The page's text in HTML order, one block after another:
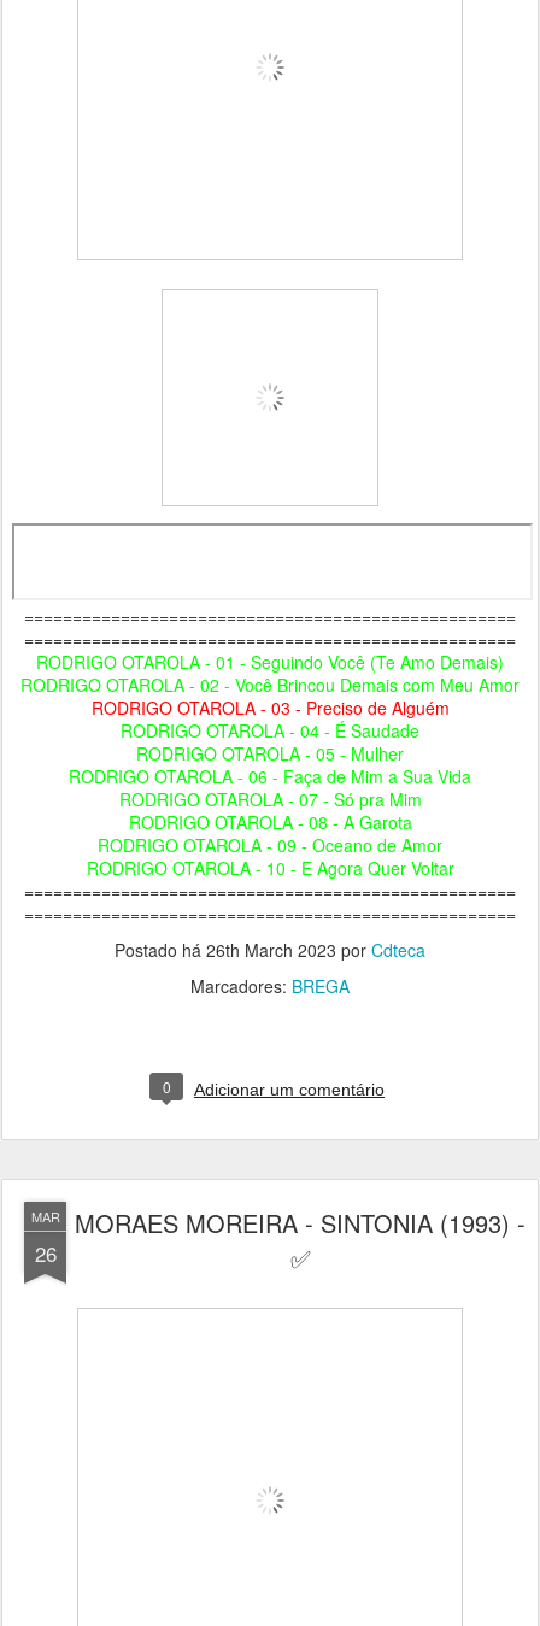
===================================================
===================================================
RODRIGO OTAROLA - 01 - Seguindo Você (Te Amo Demais)
RODRIGO OTAROLA - 02 - Você Brincou Demais com Meu Amor
RODRIGO OTAROLA - 03 - Preciso de Alguém
RODRIGO OTAROLA - 04 - É Saudade
RODRIGO OTAROLA - 05 - Mulher
RODRIGO OTAROLA - 06 - Faça de Mim a Sua Vida
RODRIGO OTAROLA - 07 - Só pra Mim
RODRIGO OTAROLA - 08 - A Garota
RODRIGO OTAROLA - 09 - Oceano de Amor
RODRIGO OTAROLA - 10 - E Agora Quer Voltar
===================================================
===================================================
Postado há 26th March 2023 por Cdteca
Marcadores: BREGA
0 Adicionar um comentário
MAR
26
MORAES MOREIRA - SINTONIA (1993) -
✅